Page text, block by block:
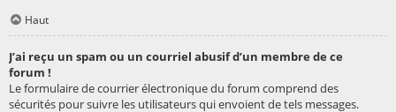
Haut
J’ai reçu un spam ou un courriel abusif d’un membre de ce
forum !
Le formulaire de courrier électronique du forum comprend des
sécurités pour suivre les utilisateurs qui envoient de tels messages.